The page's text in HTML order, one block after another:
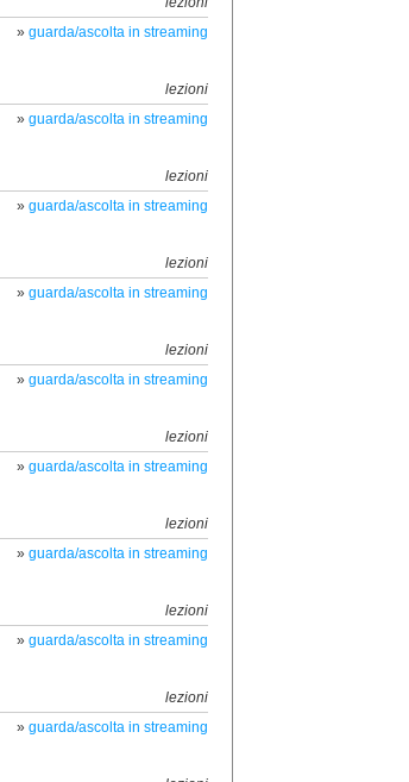
» guarda/ascolta in streaming
lezioni
» guarda/ascolta in streaming
lezioni
» guarda/ascolta in streaming
lezioni
» guarda/ascolta in streaming
lezioni
» guarda/ascolta in streaming
lezioni
» guarda/ascolta in streaming
lezioni
» guarda/ascolta in streaming
lezioni
» guarda/ascolta in streaming
lezioni
» guarda/ascolta in streaming